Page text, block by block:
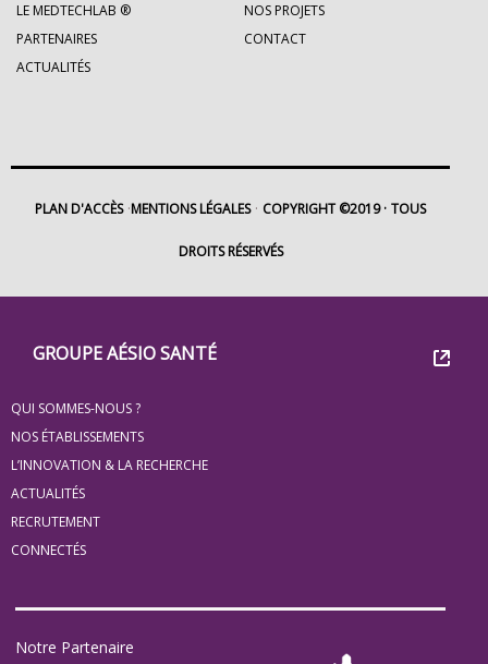
Groupe
Eovi
pour
les
minis
site
GROUPE AÉSIO SANTÉ
QUI SOMMES-NOUS ?
NOS ÉTABLISSEMENTS
L’INNOVATION & LA RECHERCHE
ACTUALITÉS
RECRUTEMENT
CONNECTÉS
Notre Partenaire
LE MEDTECHLAB ®
NOS PROJETS
PARTENAIRES
CONTACT
ACTUALITÉS
PLAN D'ACCÈS MENTIONS LÉGALES COPYRIGHT ©2019 TOUS
DROITS RÉSERVÉS